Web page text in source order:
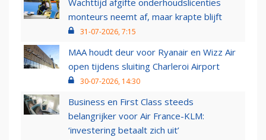
Wachttijd afgifte onderhoudslicenties
monteurs neemt af, maar krapte blijft
31-07-2026, 7:15
MAA houdt deur voor Ryanair en Wizz Air
open tijdens sluiting Charleroi Airport
30-07-2026, 14:30
Business en First Class steeds
belangrijker voor Air France-KLM:
‘investering betaalt zich uit’